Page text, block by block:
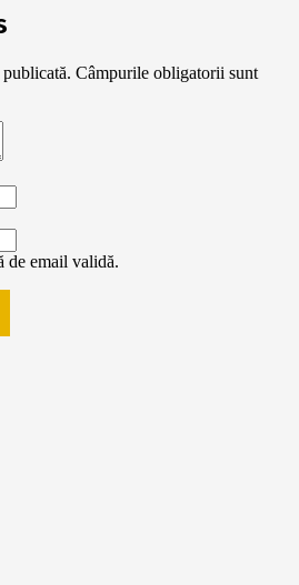
Câmpurile obligatorii sunt
de email validă.